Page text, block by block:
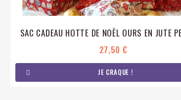
27,50 €
JE CRAQUE !